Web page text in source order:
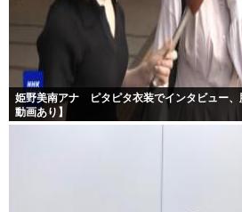
姫野美南アナ ピタピタ衣装でインタビュー、
動画あり】